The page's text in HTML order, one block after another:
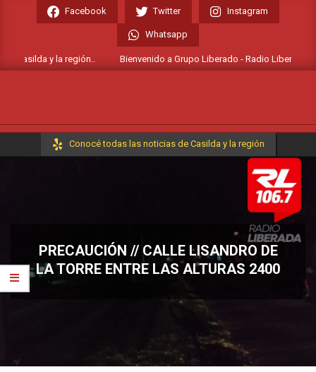
Facebook Twitter Instagram
Whatsapp
Casilda y la región.. Bienvenido a Grupo Liberado - Radio Liberada
Primary
Conocé todas las noticias de Casilda y la región
PRECAUCIÓN // CALLE LISANDRO DE
LA TORRE ENTRE LAS ALTURAS 2400